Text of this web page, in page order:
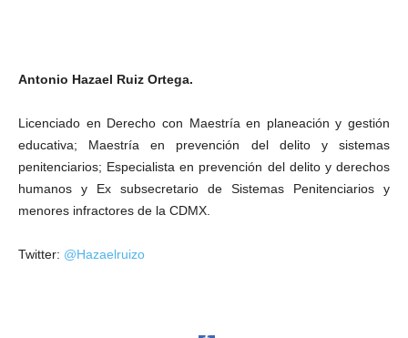
Antonio Hazael Ruiz Ortega.
Licenciado en Derecho con Maestría en planeación y gestión
educativa; Maestría en prevención del delito y sistemas
penitenciarios; Especialista en prevención del delito y derechos
humanos y Ex subsecretario de Sistemas Penitenciarios y
menores infractores de la CDMX.
Twitter: @Hazaelruizo